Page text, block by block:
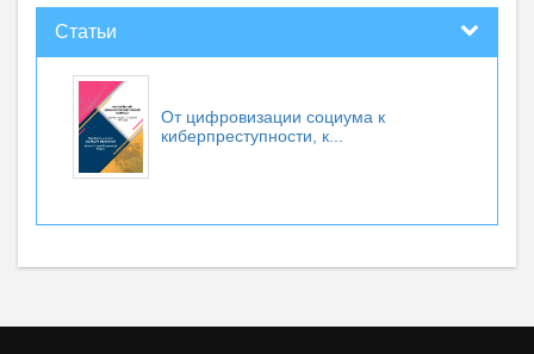
Статьи
От цифровизации социума к
киберпреступности, к...